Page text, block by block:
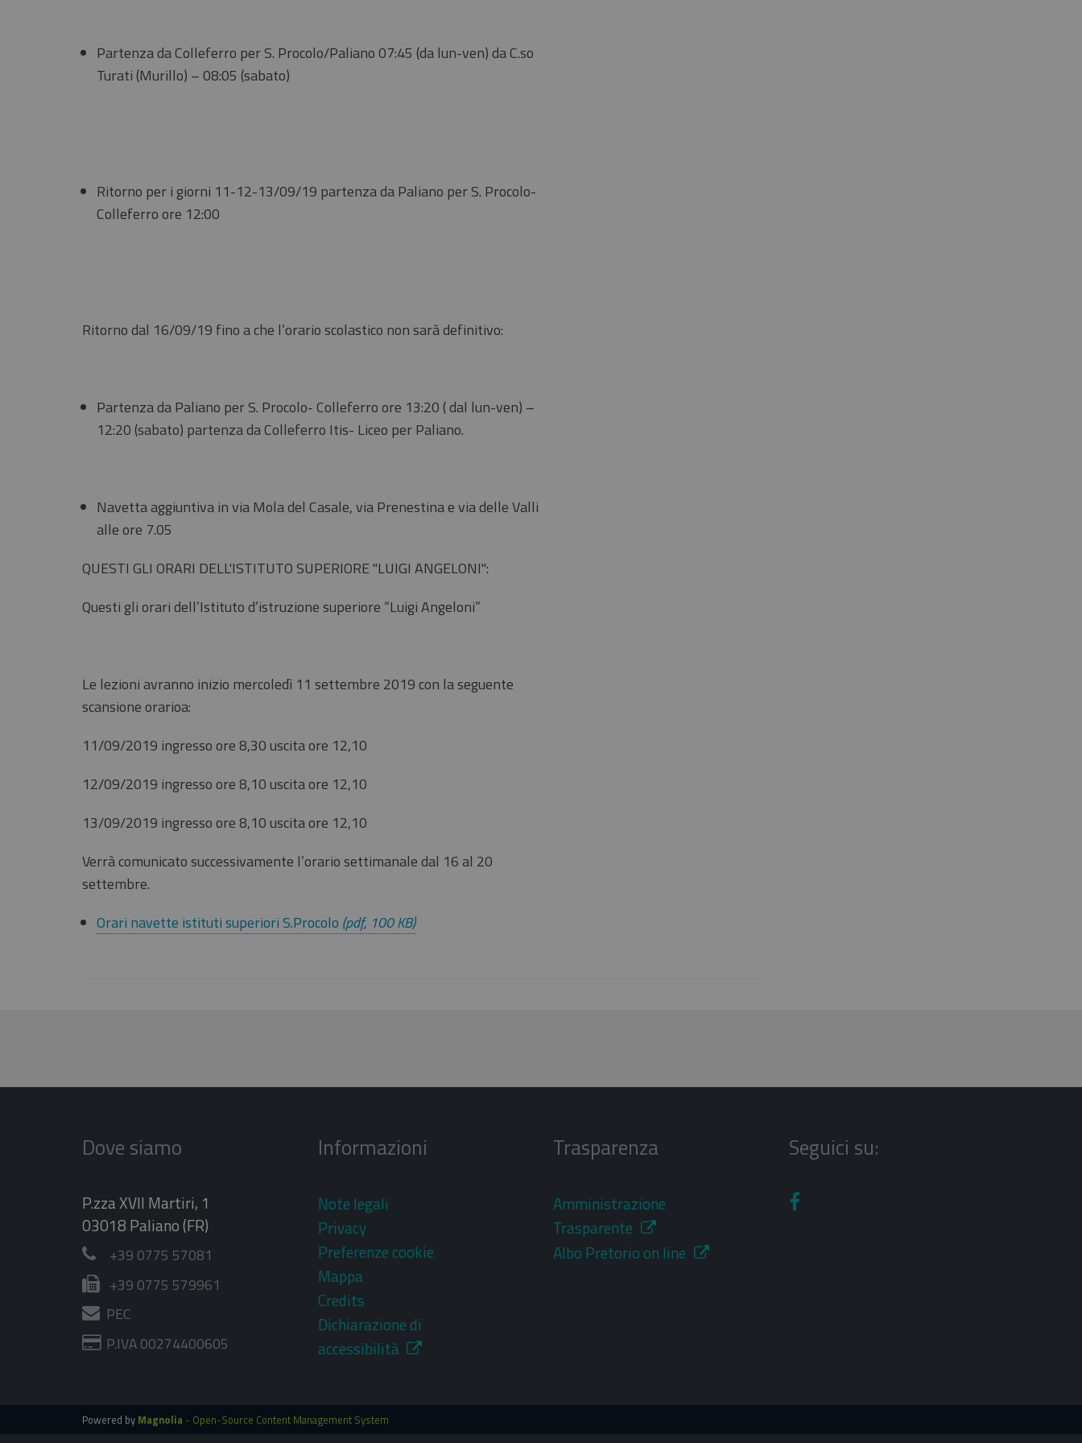
Partenza da Colleferro per S. Procolo/Paliano 07:45 (da lun-ven) da C.so
Turati (Murillo) – 08:05 (sabato)
Ritorno per i giorni 11-12-13/09/19 partenza da Paliano per S. Procolo-
Colleferro​ ore 12:00
Ritorno dal 16/09/19 fino a che l’orario scolastico non sarà definitivo:
Partenza da Paliano per S. Procolo- Colleferro ore 13:20 ( dal lun-ven) –
12:20 (sabato) partenza da Colleferro Itis- Liceo per Paliano.
Navetta aggiuntiva in via Mola del Casale, via Prenestina e via delle Valli
alle ore 7.05
QUESTI GLI ORARI DELL'ISTITUTO SUPERIORE "LUIGI ANGELONI":
Questi gli orari dell’Istituto d’istruzione superiore “Luigi Angeloni”
Le lezioni avranno inizio mercoledì 11 settembre 2019 con la seguente
scansione orarioa:
11/09/2019 ingresso ore 8,30 uscita ore 12,10
12/09/2019 ingresso ore 8,10 uscita ore 12,10
13/09/2019 ingresso ore 8,10 uscita ore 12,10
Verrà comunicato successivamente l’orario settimanale dal 16 al 20
settembre.
Orari navette istituti superiori S.Procolo (pdf, 100 KB)
Dove siamo
P.zza XVII Martiri, 1
03018 Paliano (FR)
+39 0775 57081
+39 0775 579961
PEC
P.IVA 00274400605
Informazioni
Note legali
Privacy
Preferenze cookie
Mappa
Credits
Dichiarazione di
accessibilità
Trasparenza
Amministrazione
Trasparente
Albo Pretorio on line
Seguici su:
Powered by Magnolia - Open-Source Content Management System